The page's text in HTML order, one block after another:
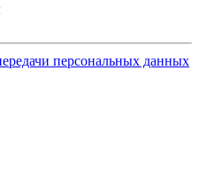
персональных данных